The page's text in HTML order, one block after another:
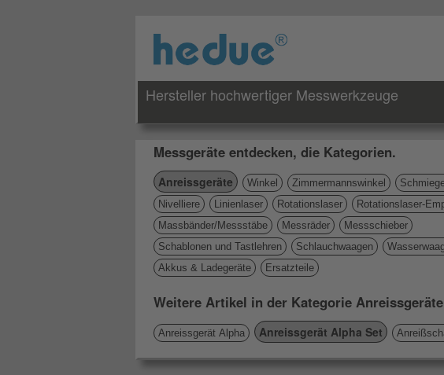
Hersteller hochwertiger Messwerkzeuge
Messgeräte entdecken, die Kategorien.
Anreissgeräte Winkel Zimmermannswinkel
Nivelliere
Linienlaser Rotationslaser Rotationslaser-
Massbänder/Messstäbe
Messräder
Messschieber
Schablonen und Tastlehren
Schlauchwaagen
Akkus & Ladegeräte
Ersatzteile
Weitere Artikel in der Kategorie Anreissgeräte
Anreissgerät Alpha Anreissgerät Alpha Set